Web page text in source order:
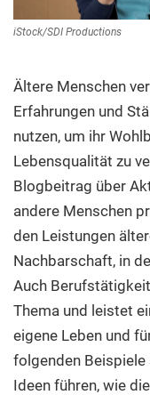
iStock/SDI Productions
Ältere Menschen
Erfahrungen und
nutzen, um ihr
Lebensqualität zu
Blogbeitrag über
andere Menschen
den Leistungen
Nachbarschaft, in
Auch
Thema und leistet
eigene Leben und
folgenden
Ideen führen, wie